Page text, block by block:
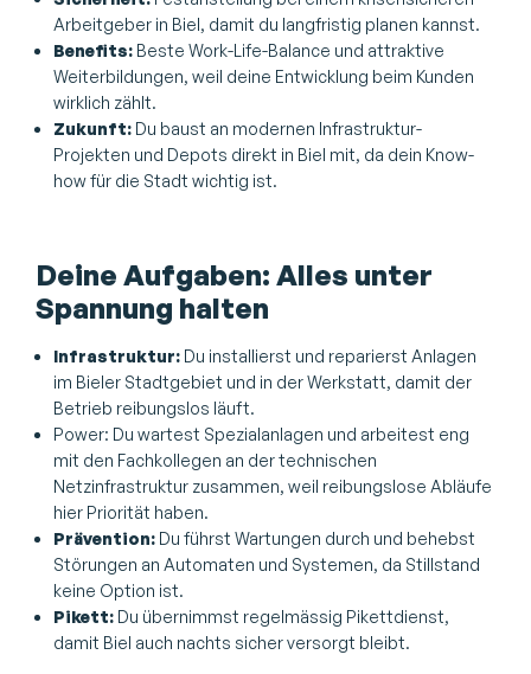
Arbeitgeber in Biel, damit du langfristig planen kannst.
Benefits: Beste Work-Life-Balance und attraktive
Weiterbildungen, weil deine Entwicklung beim Kunden
wirklich zählt.
Zukunft: Du baust an modernen Infrastruktur-
Projekten und Depots direkt in Biel mit, da dein Know-
how für die Stadt wichtig ist.
Deine Aufgaben: Alles unter
Spannung halten
Infrastruktur: Du installierst und reparierst Anlagen
im Bieler Stadtgebiet und in der Werkstatt, damit der
Betrieb reibungslos läuft.
Power: Du wartest Spezialanlagen und arbeitest eng
mit den Fachkollegen an der technischen
Netzinfrastruktur zusammen, weil reibungslose Abläufe
hier Priorität haben.
Prävention: Du führst Wartungen durch und behebst
Störungen an Automaten und Systemen, da Stillstand
keine Option ist.
Pikett: Du übernimmst regelmässig Pikettdienst,
damit Biel auch nachts sicher versorgt bleibt.